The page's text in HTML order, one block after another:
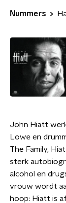
Nummers
John Hiatt
Lowe en
The Family,
sterk
alcohol en
vrouw wordt
hoop: Hiatt is